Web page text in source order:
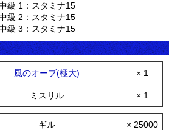
級 1：スタミナ15
級 2：スタミナ15
級 3：スタミナ15
風のオーブ(極大) × 1
ミスリル × 1
ギル × 25000